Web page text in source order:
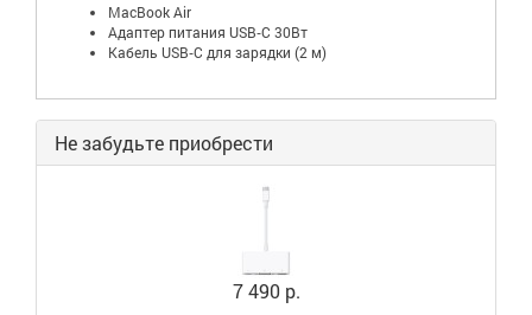
MacBook Air
Адаптер питания USB‑C 30Вт
Кабель USB‑C для зарядки (2 м)
Не забудьте приобрести
7 490 р.